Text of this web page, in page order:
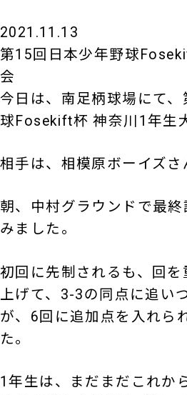
2021.11.13
第15回日本少年野球
会
今日は、南足柄球場にて
球Fosekift杯 神奈川1年生
相手は、相模原ボーイズさ
朝、中村グラウンドで最
みました。
初回に先制されるも、回
上げて、3-3の同点に追い
が、6回に追加点を入れら
た。
1年生は、まだまだこれか